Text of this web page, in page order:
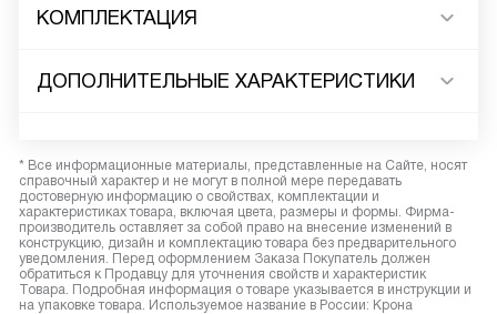
КОМПЛЕКТАЦИЯ
ДОПОЛНИТЕЛЬНЫЕ ХАРАКТЕРИСТИКИ
* Все информационные материалы, представленные на Сайте, носят
справочный характер и не могут в полной мере передавать
достоверную информацию о свойствах, комплектации и
характеристиках товара, включая цвета, размеры и формы. Фирма-
производитель оставляет за собой право на внесение изменений в
конструкцию, дизайн и комплектацию товара без предварительного
уведомления. Перед оформлением Заказа Покупатель должен
обратиться к Продавцу для уточнения свойств и характеристик
Товара. Подробная информация о товаре указывается в инструкции и
на упаковке товара. Используемое название в России: Крона